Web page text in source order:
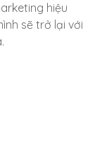
hiệu
sẽ trở lại với